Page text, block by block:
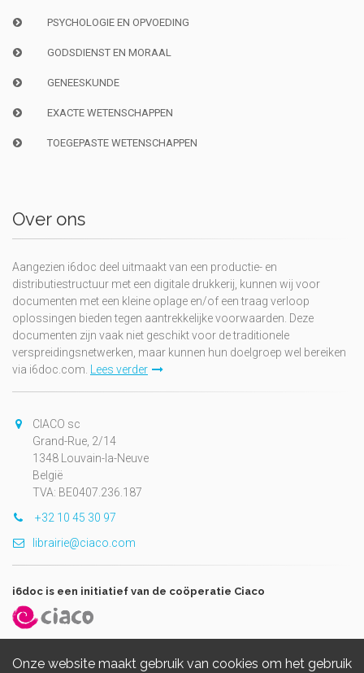
Onze website maakt gebruik van cookies om het gebruik
PSYCHOLOGIE EN OPVOEDING
GODSDIENST EN MORAAL
GENEESKUNDE
EXACTE WETENSCHAPPEN
TOEGEPASTE WETENSCHAPPEN
Over ons
Aangezien i6doc deel uitmaakt van een productie- en
distributiestructuur met een digitale drukkerij, kunnen wij voor
documenten met een kleine oplage en/of een traag verloop
oplossingen bieden tegen aantrekkelijke voorwaarden. Deze
documenten zijn vaak niet geschikt voor de traditionele
verspreidingsnetwerken, maar kunnen hun doelgroep wel bereiken
via i6doc.com. Lees verder
CIACO sc
Grand-Rue, 2/14
1348 Louvain-la-Neuve
België
TVA: BE0407.236.187
+32 10 45 30 97
librairie@ciaco.com
i6doc is een initiatief van de coöperatie Ciaco